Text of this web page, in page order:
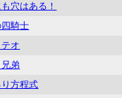
穴はある！
騎士
オ
弟
方程式